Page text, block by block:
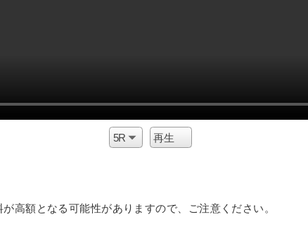
高額となる可能性がありますので、ご注意ください。